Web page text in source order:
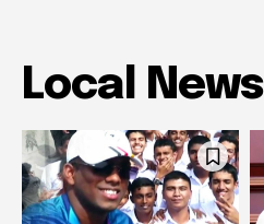
Local News